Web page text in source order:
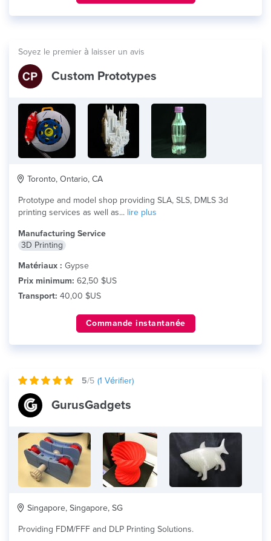
Soyez le premier à laisser un avis
Custom Prototypes
Toronto, Ontario, CA
Prototype and model shop providing SLA, SLS, DMLS 3d
printing services as well as... lire plus
Manufacturing Service
3D Printing
Matériaux : Gypse
Prix minimum: 62,50 $US
Transport: 40,00 $US
Commande instantanée
5/5 (1 Vérifier)
GurusGadgets
Singapore, Singapore, SG
Providing FDM/FFF and DLP Printing Solutions.